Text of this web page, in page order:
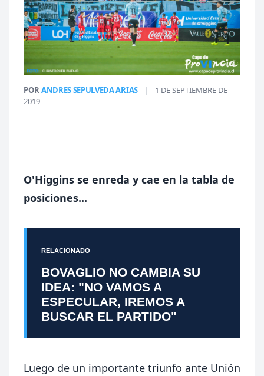
PORANDRES SEPULVEDA ARIAS |
1 DE SEPTIEMBRE DE
2019
O'Higgins se enreda y cae en la tabla de
posiciones...
RELACIONADO
BOVAGLIO NO CAMBIA SU
IDEA: "NO VAMOS A
ESPECULAR, IREMOS A
BUSCAR EL PARTIDO"
Luego de un importante triunfo ante Unión